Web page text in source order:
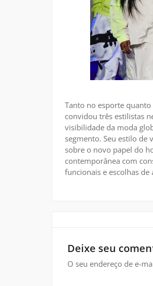
Tanto no esporte
convidou três estilistas
visibilidade da moda
segmento. Seu estilo de
sobre o novo papel do
contemporânea com
funcionais e escolhas de
Deixe seu
O seu endereço de e-